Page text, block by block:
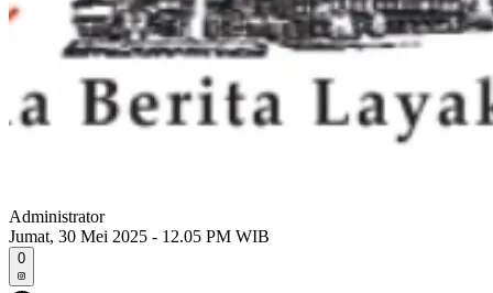
Administrator
Jumat, 30 Mei 2025 - 12.05 PM WIB
0